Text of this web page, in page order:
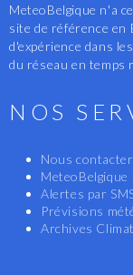
MeteoBelgique n'a
site de référence en
d'expérience dans
du réseau en temps
NOS
Nous contacter
MeteoBelgique
Alertes par
Prévisions
Archives